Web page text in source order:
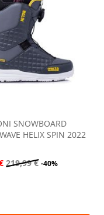
SNOWBOARD
HELIX SPIN 2022
219,99 € -40%